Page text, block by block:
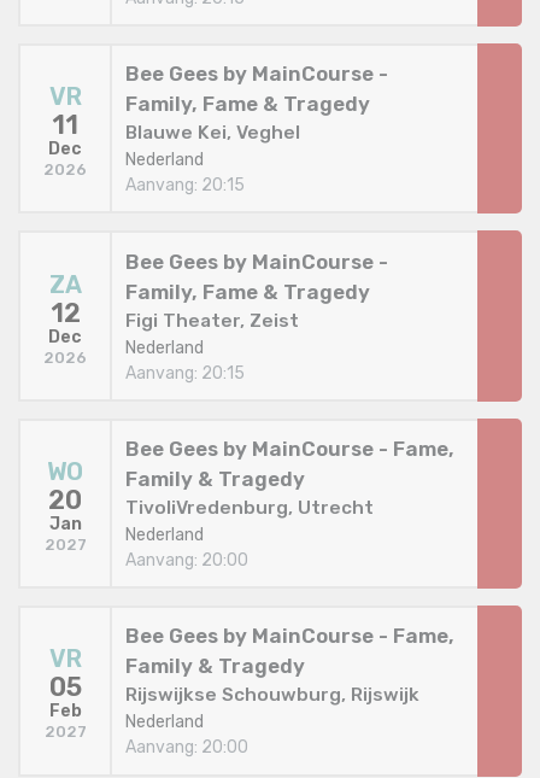
VR
11
Dec
2026
Bee Gees by MainCourse -
Family, Fame & Tragedy
Blauwe Kei, Veghel
Nederland
Aanvang: 20:15
ZA
12
Dec
2026
Bee Gees by MainCourse -
Family, Fame & Tragedy
Figi Theater, Zeist
Nederland
Aanvang: 20:15
WO
20
Jan
2027
Bee Gees by MainCourse - Fame,
Family & Tragedy
TivoliVredenburg, Utrecht
Nederland
Aanvang: 20:00
VR
05
Feb
2027
Bee Gees by MainCourse - Fame,
Family & Tragedy
Rijswijkse Schouwburg, Rijswijk
Nederland
Aanvang: 20:00